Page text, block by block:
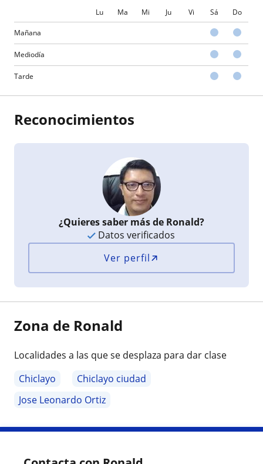
Lu Ma Mi Ju Vi Sá Do
Mañana
Mediodía
Tarde
Reconocimientos
¿Quieres saber más de Ronald?
Datos verificados
Ver perfil
Zona de Ronald
Localidades a las que se desplaza para dar clase
Chiclayo
Chiclayo ciudad
Jose Leonardo Ortiz